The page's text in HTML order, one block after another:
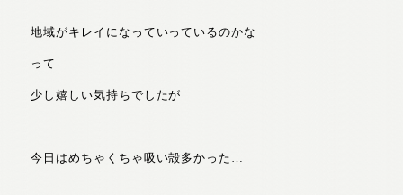
地域がキレイになっていっているのかな
って
少し嬉しい気持ちでしたが
今日はめちゃくちゃ吸い殻多かった…